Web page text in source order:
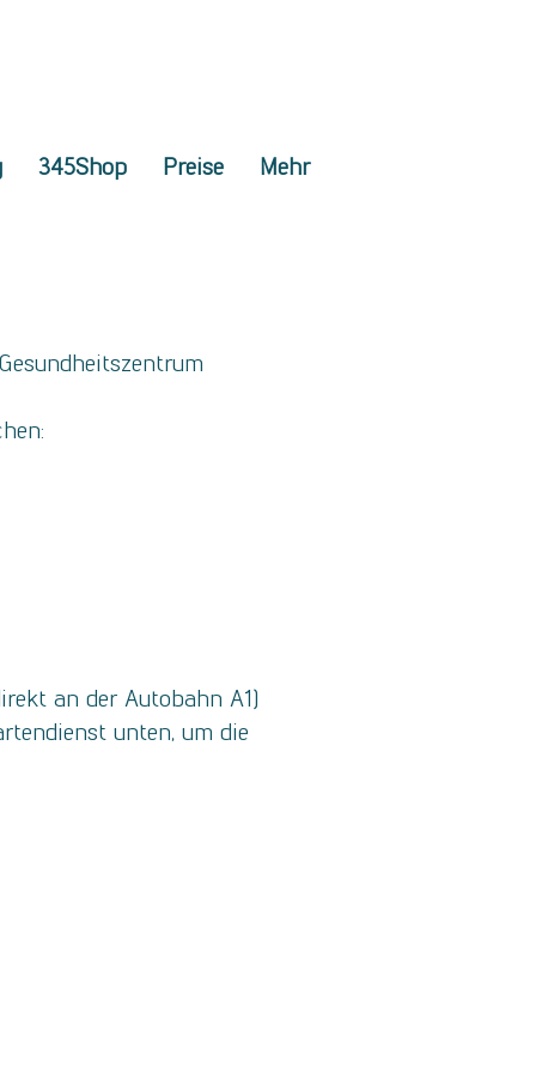
345Shop Preise Mehr
an der Autobahn A1)
unten, um die